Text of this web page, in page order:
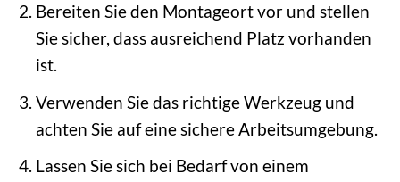
Bereiten Sie den Montageort vor und stellen
Sie sicher, dass ausreichend Platz vorhanden
ist.
Verwenden Sie das richtige Werkzeug und
achten Sie auf eine sichere Arbeitsumgebung.
Lassen Sie sich bei Bedarf von einem